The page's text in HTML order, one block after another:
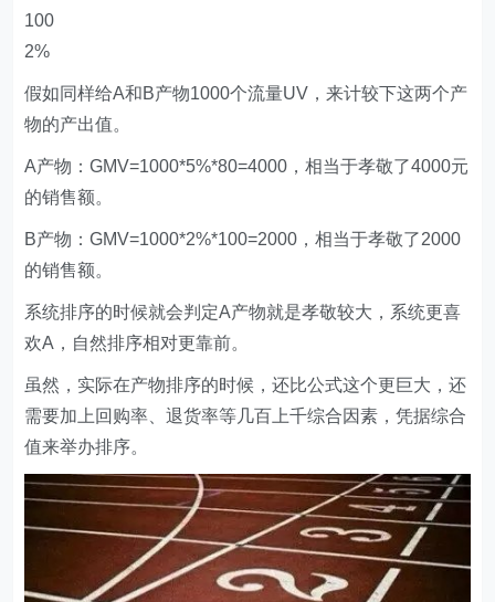
100
2%
假如同样给A和B产物1000个流量UV，来计较下这两个产
物的产出值。
A产物：GMV=1000*5%*80=4000，相当于孝敬了4000元
的销售额。
B产物：GMV=1000*2%*100=2000，相当于孝敬了2000
的销售额。
系统排序的时候就会判定A产物就是孝敬较大，系统更喜
欢A，自然排序相对更靠前。
虽然，实际在产物排序的时候，还比公式这个更巨大，还
需要加上回购率、退货率等几百上千综合因素，凭据综合
值来举办排序。